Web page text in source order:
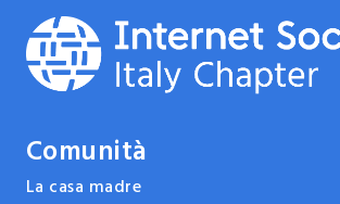
Comunità
La casa madre